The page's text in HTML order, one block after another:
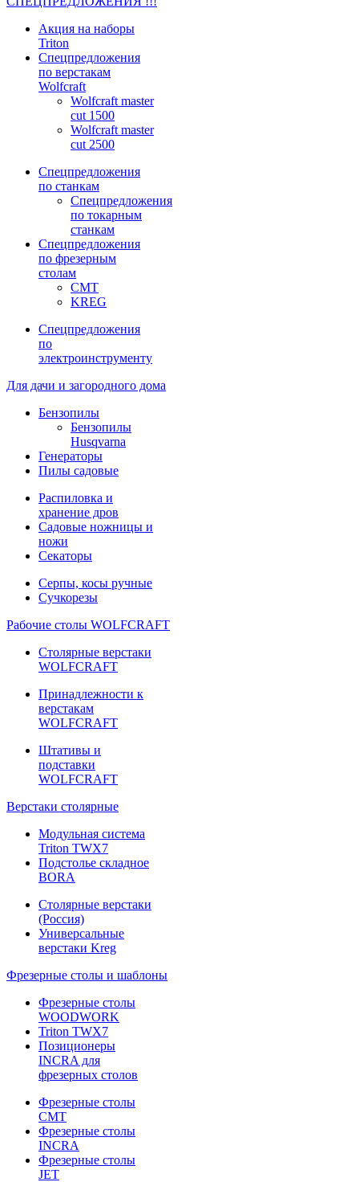
Акция на наборы
Triton
Спецпредложения
по верстакам
Wolfcraft
Wolfcraft master
cut 1500
Wolfcraft master
cut 2500
Спецпредложения
по станкам
Спецпредложения
по токарным
станкам
Спецпредложения
по фрезерным
столам
CMT
KREG
Спецпредложения
по
электроинструменту
Для дачи и загородного дома
Бензопилы
Бензопилы
Husqvarna
Генераторы
Пилы садовые
Распиловка и
хранение дров
Садовые ножницы и
ножи
Секаторы
Серпы, косы ручные
Сучкорезы
Рабочие столы WOLFCRAFT
Столярные верстаки
WOLFCRAFT
Принадлежности к
верстакам
WOLFCRAFT
Штативы и
подставки
WOLFCRAFT
Верстаки столярные
Модульная система
Triton TWX7
Подстолье складное
BORA
Столярные верстаки
(Россия)
Универсальные
верстаки Kreg
Фрезерные столы и шаблоны
Фрезерные столы
WOODWORK
Triton TWX7
Позиционеры
INCRA для
фрезерных столов
Фрезерные столы
CMT
Фрезерные столы
INCRA
Фрезерные столы
JET